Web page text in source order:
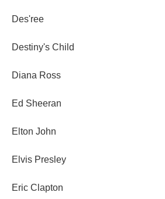
Des'ree
Destiny's Child
Diana Ross
Ed Sheeran
Elton John
Elvis Presley
Eric Clapton